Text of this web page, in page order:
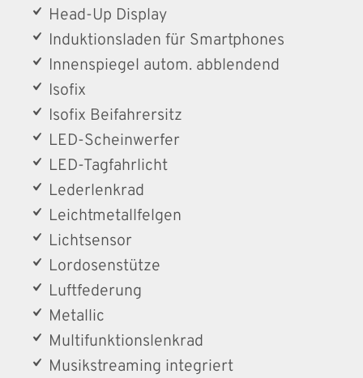
Head-Up Display
Induktionsladen für Smartphones
Innenspiegel autom. abblendend
Isofix
Isofix Beifahrersitz
LED-Scheinwerfer
LED-Tagfahrlicht
Lederlenkrad
Leichtmetallfelgen
Lichtsensor
Lordosenstütze
Luftfederung
Metallic
Multifunktionslenkrad
Musikstreaming integriert